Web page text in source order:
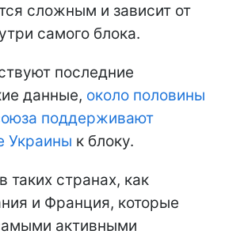
сложным и зависит от
самого блока.
последние
данные, около половины
поддерживают
Украины к блоку.
таких странах, как
и Франция, которые
активными